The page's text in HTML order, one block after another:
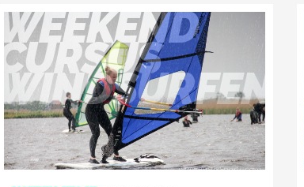
WEEKEND
CURSUS
WINDSURFEN